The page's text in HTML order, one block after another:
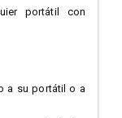
portátil con
a su portátil o a